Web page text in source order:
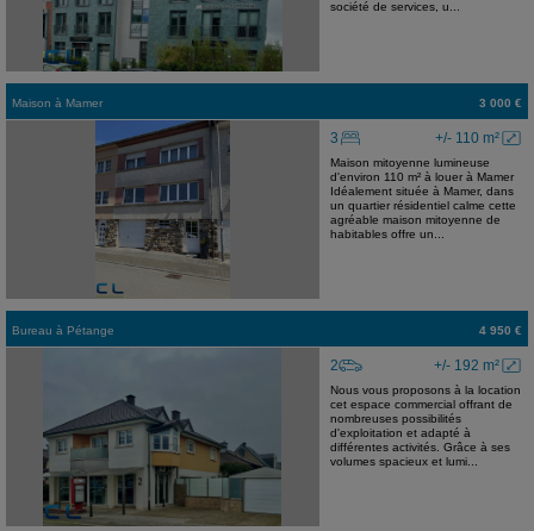
société de services, u...
Maison à Mamer 3 000 €
+/- 110 m²
3
Maison mitoyenne lumineuse
d'environ 110 m² à louer à Mamer
Idéalement située à Mamer, dans
un quartier résidentiel calme cette
agréable maison mitoyenne de
habitables offre un...
Bureau à Pétange 4 950 €
+/- 192 m²
2
Nous vous proposons à la location
cet espace commercial offrant de
nombreuses possibilités
d'exploitation et adapté à
différentes activités. Grâce à ses
volumes spacieux et lumi...